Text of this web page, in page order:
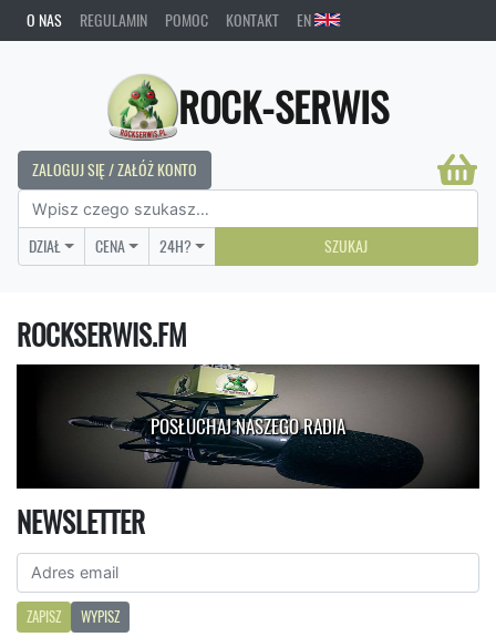
O NAS REGULAMIN POMOC KONTAKT EN
ROCK-SERWIS
ZALOGUJ SIĘ / ZAŁÓŻ KONTO
DZIAŁ CENA 24H? SZUKAJ
ROCKSERWIS.FM
POSŁUCHAJ NASZEGO RADIA
NEWSLETTER
ZAPISZ WYPISZ